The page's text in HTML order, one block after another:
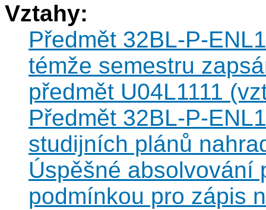
Vztahy:
Předmět 32BL-P-
témže semestru
předmět U04L1111
Předmět 32BL-P-
studijních plánů
Úspěšné absolvování
podmínkou pro zápis